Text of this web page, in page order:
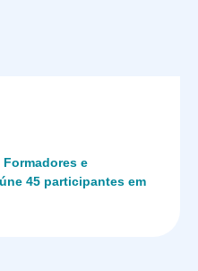
e
45 participantes em